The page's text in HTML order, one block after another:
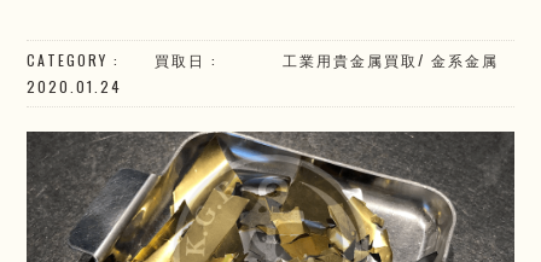
CATEGORY 工業用貴金属買取/ 金系金属
買取日
2020.01.24